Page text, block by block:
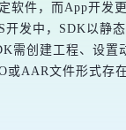
软件，而App开发
发中，SDK以静
需创建工程、设
或AAR文件形式存